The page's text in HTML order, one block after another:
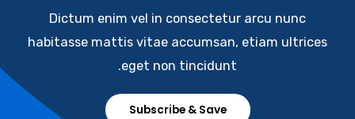
Dictum enim vel in consectetur arcu nunc
habitasse mattis vitae accumsan, etiam ultrices
eget non tincidunt.
Subscribe & Save